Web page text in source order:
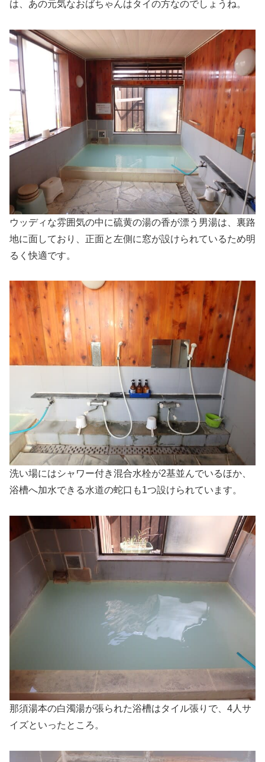
は、あの元気なおばちゃんはタイの方なのでしょうね。
ウッディな雰囲気の中に硫黄の湯の香が漂う男湯は、裏路
地に面しており、正面と左側に窓が設けられているため明
るく快適です。
洗い場にはシャワー付き混合水栓が2基並んでいるほか、
浴槽へ加水できる水道の蛇口も1つ設けられています。
那須湯本の白濁湯が張られた浴槽はタイル張りで、4人サ
イズといったところ。